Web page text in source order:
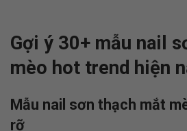
Gợi ý 30+ mẫu nail
mèo hot trend hiện
Mẫu nail sơn thạch mắt
rỡ